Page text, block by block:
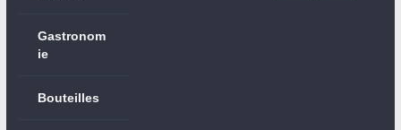
Gastronom
ie
Bouteilles